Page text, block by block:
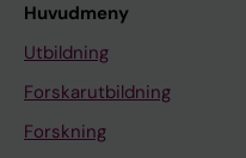
Huvudmeny
Utbildning
Forskarutbildning
Forskning